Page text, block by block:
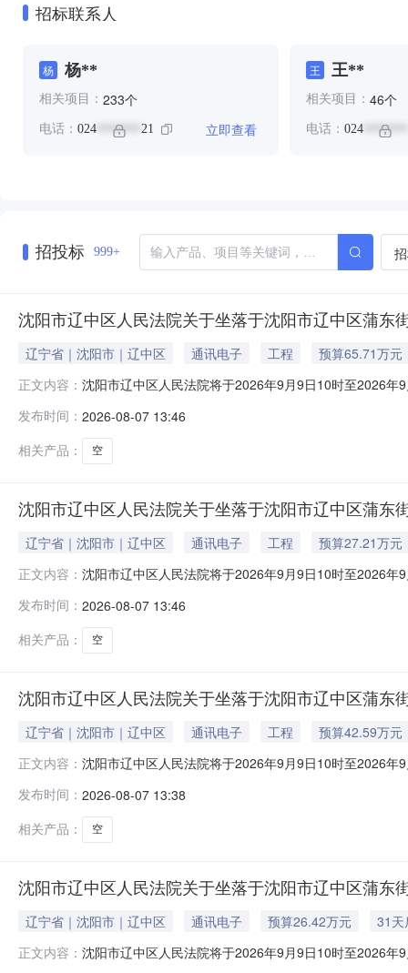
招标联系人
杨 杨**
相关项目： 233个
电话： 024 ******* 21 立即查看
王 王**
相关项目： 46个
电话： 024*******
招投标 999+
沈阳市辽中区人民法院关于坐落于沈阳市辽中区蒲东
辽宁省｜沈阳市｜辽中区 通讯电子 工程
预算65.71万元
正文内容： 沈阳市辽中区人民法院将于2026年9月9日10时至2026
人和其他组织均可参加竞买。如参与竞买人未开设京东
发布时间： 2026-08-07 13:46
相关产品：
空
沈阳市辽中区人民法院关于坐落于沈阳市辽中区蒲东
辽宁省｜沈阳市｜辽中区 通讯电子 工程
预算27.21万元
正文内容： 沈阳市辽中区人民法院将于2026年9月9日10时至2026
人和其他组织均可参加竞买。如参与竞买人未开设京东
发布时间： 2026-08-07 13:46
相关产品：
空
沈阳市辽中区人民法院关于坐落于沈阳市辽中区蒲
辽宁省｜沈阳市｜辽中区 通讯电子 工程
预算42.59万元
正文内容： 沈阳市辽中区人民法院将于2026年9月9日10时至2026
加竞买。如参与竞买人未开设京东账户，可委托代理人
发布时间： 2026-08-07 13:38
相关产品：
空
沈阳市辽中区人民法院关于坐落于沈阳市辽中区蒲东
辽宁省｜沈阳市｜辽中区 通讯电子 预算26.42万元
31天
正文内容： 沈阳市辽中区人民法院将于2026年9月9日10时至2026